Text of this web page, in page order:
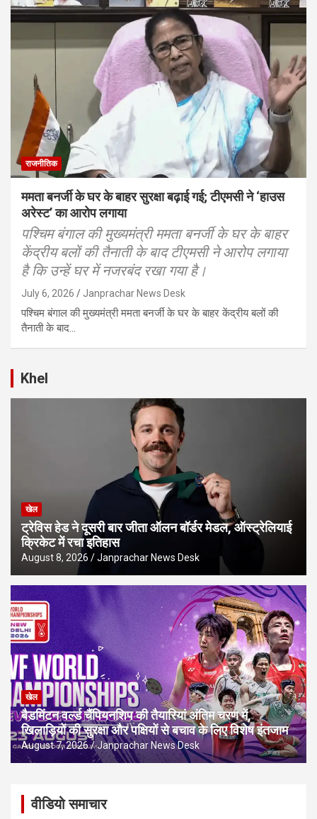
राजनीतिक
ममता बनर्जी के घर के बाहर सुरक्षा बढ़ाई गई; टीएमसी ने ‘हाउस
अरेस्ट’ का आरोप लगाया
पश्चिम बंगाल की मुख्यमंत्री ममता बनर्जी के घर के बाहर
केंद्रीय बलों की तैनाती के बाद टीएमसी ने आरोप लगाया
है कि उन्हें घर में नजरबंद रखा गया है।
July 6, 2026 Janprachar News Desk
पश्चिम बंगाल की मुख्यमंत्री ममता बनर्जी के घर के बाहर केंद्रीय बलों की
तैनाती के बाद…
Khel
खेल
ट्रेविस हेड ने दूसरी बार जीता ऑलन बॉर्डर मेडल, ऑस्ट्रेलियाई
क्रिकेट में रचा इतिहास
August 8, 2026 Janprachar News Desk
खेल
बैडमिंटन वर्ल्ड चैंपियनशिप की तैयारियां अंतिम चरण में,
खिलाड़ियों की सुरक्षा और पक्षियों से बचाव के लिए विशेष इंतजाम
August 7, 2026 Janprachar News Desk
वीडियो समाचार